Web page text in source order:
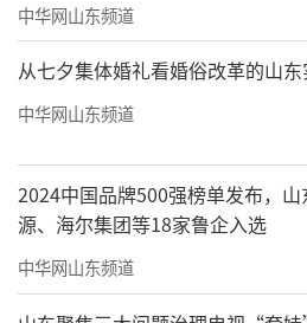
中华网山东频道
从七夕集体婚礼看婚俗改革的山
中华网山东频道
2024中国品牌500强榜单发布，山
源、海尔集团等18家鲁企入选
中华网山东频道